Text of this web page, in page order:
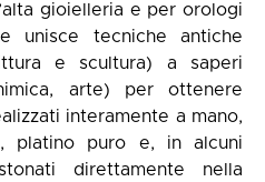
gioielleria e per orologi
unisce tecniche antiche
e scultura) a saperi
arte) per ottenere
interamente a mano,
platino puro e, in alcuni
direttamente nella